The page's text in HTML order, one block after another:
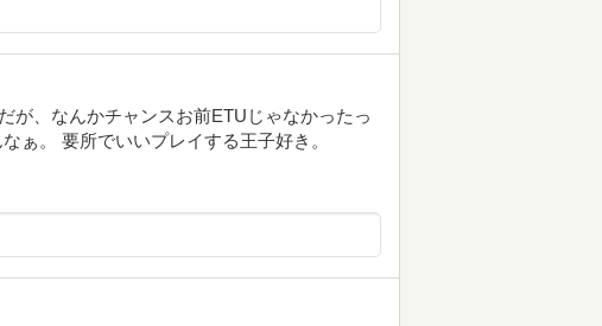
が、なんかチャンスお前ETUじゃなかったっ
ぁ。 要所でいいプレイする王子好き。